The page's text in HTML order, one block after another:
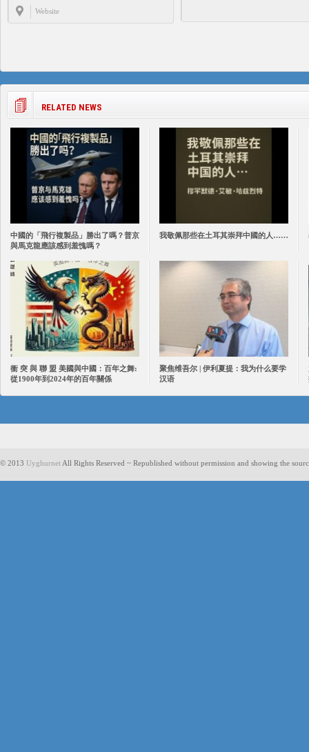
RELATED NEWS
中國的「飛行複製品」勝出了嗎？普京
與馬克龍應該感到羞愧嗎？
我敬佩那些在土耳其崇拜中國的人……
衝 突 與 聯 盟 美國與中國：百年之舞:
從1900年到2024年的百年關係
聚焦维吾尔 | 伊利夏提：我为什么要学
汉语
© 2013 Uyghurnet All Rights Reserved ~ Republished without permission and showing the